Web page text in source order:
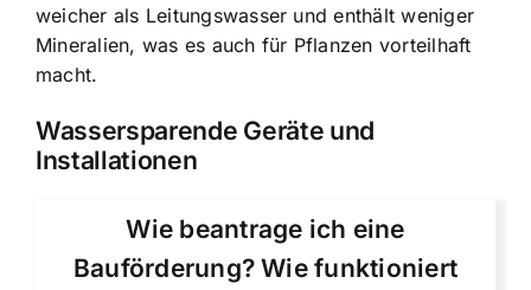
weicher als Leitungswasser und enthält weniger
Mineralien, was es auch für Pflanzen vorteilhaft
macht.
Wassersparende Geräte und
Installationen
Wie beantrage ich eine
Bauförderung? Wie funktioniert